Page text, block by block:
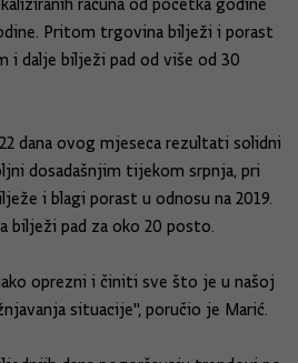
računa od početka godine
Pritom trgovina bilježi i porast
i dalje bilježi pad od više od 30
dana ovog mjeseca rezultati solidni
dosadašnjim tijekom srpnja, pri
i blagi porast u odnosu na 2019.
bilježi pad za oko 20 posto.
oprezni i činiti sve što je u našoj
situacije", poručio je Marić.